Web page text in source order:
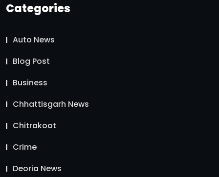
Categories
Auto News
Blog Post
Business
Chhattisgarh News
Chitrakoot
Crime
Deoria News